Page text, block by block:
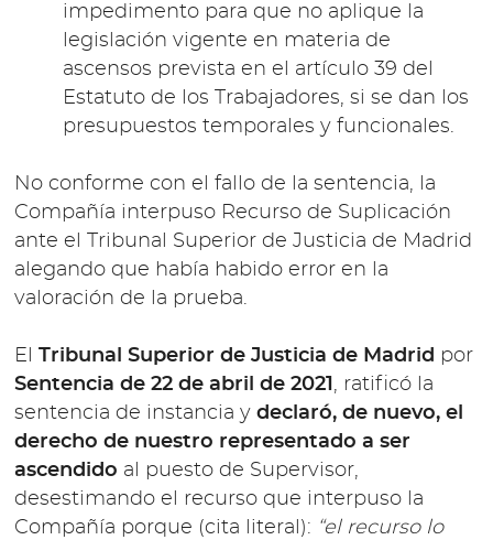
impedimento para que no aplique la
legislación vigente en materia de
ascensos prevista en el artículo 39 del
Estatuto de los Trabajadores, si se dan los
presupuestos temporales y funcionales.
No conforme con el fallo de la sentencia, la
Compañía interpuso Recurso de Suplicación
ante el Tribunal Superior de Justicia de Madrid
alegando que había habido error en la
valoración de la prueba.
ElTribunal Superior de Justicia de Madrid por
Sentencia de 22 de abril de 2021 , ratificó la
sentencia de instancia ydeclaró, de nuevo, el
derecho de nuestro representado a ser
ascendido al puesto de Supervisor,
desestimando el recurso que interpuso la
Compañía porque (cita literal): “el recurso lo